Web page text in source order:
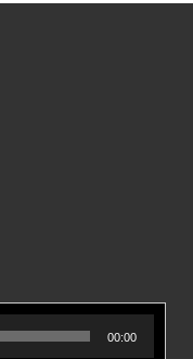
00:00